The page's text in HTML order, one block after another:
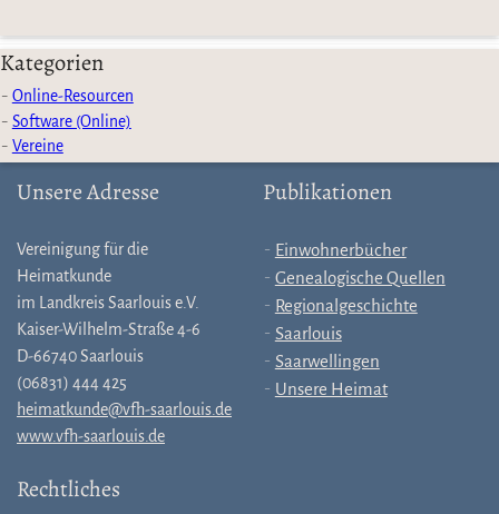
Kategorien
Online-Resourcen
Software (Online)
Vereine
Unsere Adresse
Vereinigung für die
Heimatkunde
im Landkreis Saarlouis e.V.
Kaiser-Wilhelm-Straße 4-6
D-66740 Saarlouis
(06831) 444 425
heimatkunde@vfh-saarlouis.de
www.vfh-saarlouis.de
Publikationen
Einwohnerbücher
Genealogische Quellen
Regionalgeschichte
Saarlouis
Saarwellingen
Unsere Heimat
Rechtliches